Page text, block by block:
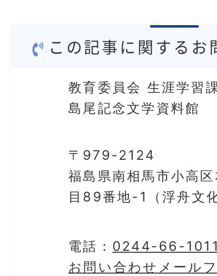
この記事に関するお
教育委員会 生涯学習
島尾記念文学資料館
〒979-2124
福島県南相馬市小高
目89番地-1（浮舟文
電話： 0244-66-
お問い合わせメール